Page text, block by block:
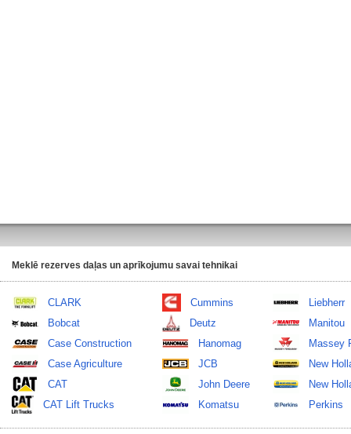
Meklē rezerves daļas un aprīkojumu savai tehnikai
CLARK
Bobcat
Case Construction
Case Agriculture
CAT
CAT Lift Trucks
Cummins
Deutz
Hanomag
JCB
John Deere
Komatsu
Liebherr
Manitou
Massey
New
New
Perkins